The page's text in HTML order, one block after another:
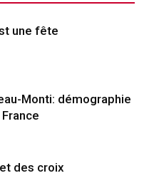
une fête
Monti: démographie
des croix